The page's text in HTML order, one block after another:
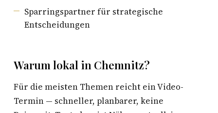
Sparringspartner für strategische
Entscheidungen
Warum lokal in Chemnitz?
Für die meisten Themen reicht ein Video-
Termin — schneller, planbarer, keine